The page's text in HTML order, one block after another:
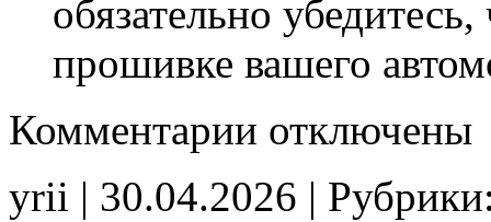
обязательно
прошивке вашего
Комментарии записи
J650
E2(EGR_off)
отключены
yrii | 30.04.2026 |